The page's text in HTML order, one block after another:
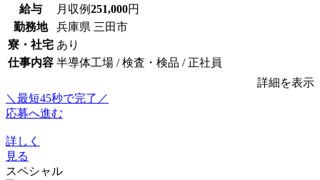
給与 月収例251,000円
勤務地
兵庫県 三田市
寮・社宅 あり
仕事内容 半導体工場 / 検査・検品 / 正社員
詳細を表示
＼最短45秒で完了／
応募へ進む
詳しく
見る
スペシャル